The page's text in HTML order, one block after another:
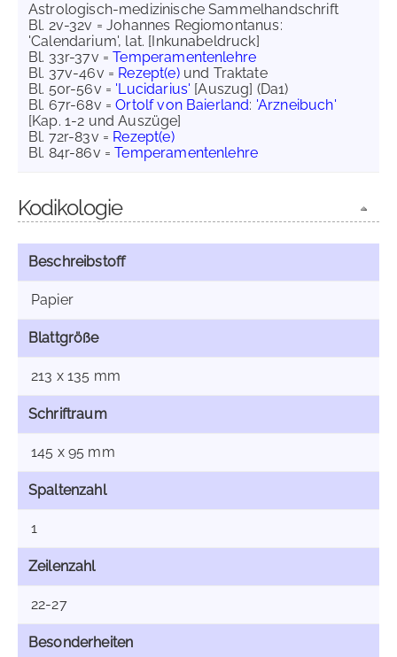
Astrologisch-medizinische Sammelhandschrift
Bl. 2v-32v = Johannes Regiomontanus:
'Calendarium', lat. [Inkunabeldruck]
Bl. 33r-37v =Temperamentenlehre
Bl. 37v-46v = Rezept(e)und Traktate
Bl. 50r-56v = 'Lucidarius' [Auszug] (Da1)
Bl. 67r-68v =Ortolf von Baierland: 'Arzneibuch'
[Kap. 1-2 und Auszüge]
Bl. 72r-83v = Rezept(e)
Bl. 84r-86v =Temperamentenlehre
Kodikologie
Beschreibstoff
Papier
Blattgröße
213 x 135 mm
Schriftraum
145 x 95 mm
Spaltenzahl
1
Zeilenzahl
22-27
Besonderheiten